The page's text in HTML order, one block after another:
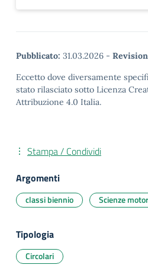
Pubblicato: 31.03.2026 -
Eccetto dove diversamente
stato rilasciato sotto Licenza
Attribuzione 4.0 Italia.
Stampa / Condividi
Argomenti
classi biennio Scienze
Tipologia
Circolari